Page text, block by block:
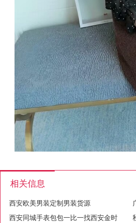
相关信息
西安欧美男装定制男装货源
西安同城手表包包一比一找西安金时